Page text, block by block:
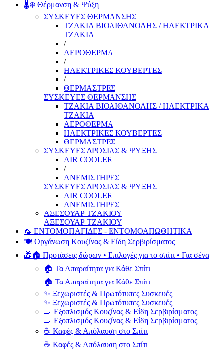
🌡️❄️ Θέρμανση & Ψύξη
ΣΥΣΚΕΥΕΣ ΘΕΡΜΑΝΣΗΣ
ΤΖΑΚΙΑ ΒΙΟΑΙΘΑΝΟΛΗΣ / ΗΛΕΚΤΡΙΚΑ
ΤΖΑΚΙΑ
/
ΑΕΡΟΘΕΡΜΑ
/
ΗΛΕΚΤΡΙΚΕΣ ΚΟΥΒΕΡΤΕΣ
/
ΘΕΡΜΑΣΤΡΕΣ
ΣΥΣΚΕΥΕΣ ΘΕΡΜΑΝΣΗΣ
ΤΖΑΚΙΑ ΒΙΟΑΙΘΑΝΟΛΗΣ / ΗΛΕΚΤΡΙΚΑ
ΤΖΑΚΙΑ
ΑΕΡΟΘΕΡΜΑ
ΗΛΕΚΤΡΙΚΕΣ ΚΟΥΒΕΡΤΕΣ
ΘΕΡΜΑΣΤΡΕΣ
ΣΥΣΚΕΥΕΣ ΔΡΟΣΙΑΣ & ΨΥΞΗΣ
AIR COOLER
/
ΑΝΕΜΙΣΤΗΡΕΣ
ΣΥΣΚΕΥΕΣ ΔΡΟΣΙΑΣ & ΨΥΞΗΣ
AIR COOLER
ΑΝΕΜΙΣΤΗΡΕΣ
ΑΞΕΣΟΥΑΡ ΤΖΑΚΙΟΥ
ΑΞΕΣΟΥΑΡ ΤΖΑΚΙΟΥ
🦟 ΕΝΤΟΜΟΠΑΓΙΔΕΣ - ΕΝΤΟΜΟΑΠΩΘΗΤΙΚΑ
🍽️ Οργάνωση Κουζίνας & Είδη Σερβιρίσματος
🎁🏠 Προτάσεις δώρων • Επιλογές για το σπίτι • Για σένα
🏠 Τα Απαραίτητα για Κάθε Σπίτι
🏠 Τα Απαραίτητα για Κάθε Σπίτι
✨ Ξεχωριστές & Πρωτότυπες Συσκευές
✨ Ξεχωριστές & Πρωτότυπες Συσκευές
🍳 Εξοπλισμός Κουζίνας & Είδη Σερβιρίσματος
🍳 Εξοπλισμός Κουζίνας & Είδη Σερβιρίσματος
☕ Καφές & Απόλαυση στο Σπίτι
☕ Καφές & Απόλαυση στο Σπίτι